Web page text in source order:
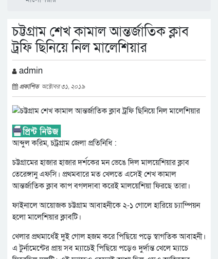
চট্টগ্রাম শেখ কামাল আন্তর্জাতিক ক্লাব
ট্রফি ছিনিয়ে নিল মালেশিয়ার
admin
প্রকাশিত অক্টোবর ৩১, ২০১৯
আব্দুল করিম, চট্রগ্রাম জেলা প্রতিনিধি :
চট্টগ্রামের হাজার হাজার দর্শকের মন ভেঙে দিল মালয়েশিয়ার ক্লাব
তেরেঙ্গানু এফসি। প্রথমবারে মত খেলতে এসেই শেখ কামাল
আন্তর্জাতিক ক্লাব কাপ বগলদাবা করেই মালয়েশিয়া ফিরছে তারা।
ফাইনালে আয়োজক চট্টগ্রাম আবাহনীকে ২-১ গোলে হারিয়ে চ্যাম্পিয়ন
হলো মালেশিয়ার ক্লাবটি।
খেলার প্রথমার্ধেই দুই গোল হজম করে পিছিয়ে পড়ে স্বাগতিক আবাহনী।
এ টুর্নামেন্টের প্রায় সব ম্যাচেই পিছিয়ে পড়েও দুর্দান্ত খেলে ম্যাচে